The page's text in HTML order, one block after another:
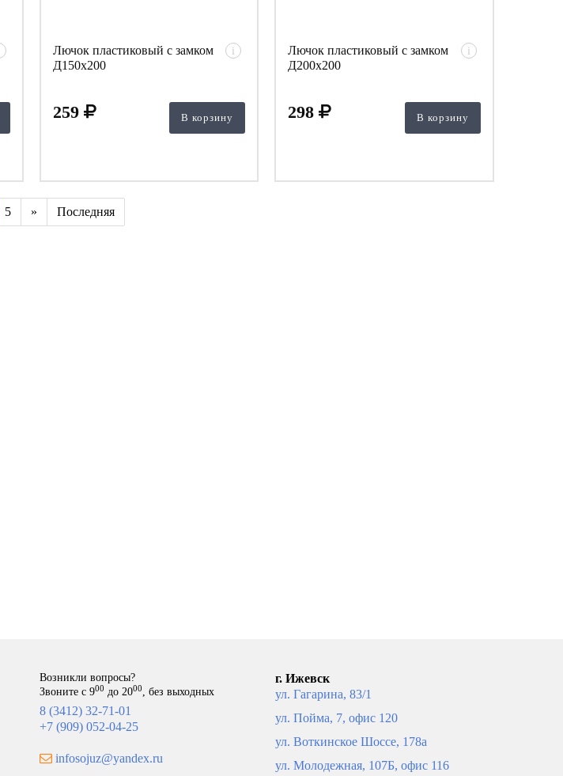
Лючок пластиковый с замком
Д150х200
i
259 В корзину
Лючок пластиковый с замком
Д200х200
i
298 В корзину
5 » Последняя
Возникли вопросы?
Звоните с 900 до 2000, без выходных
8 (3412) 32-71-01
+7 (909) 052-04-25
infosojuz@yandex.ru
г. Ижевск
ул. Гагарина, 83/1
ул. Пойма, 7, офис 120
ул. Воткинское Шоссе, 178а
ул. Молодежная, 107Б, офис 116